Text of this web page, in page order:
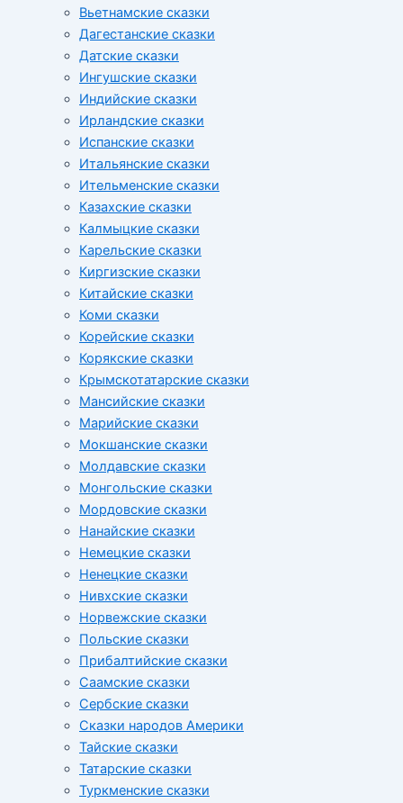
Вьетнамские сказки
Дагестанские сказки
Датские сказки
Ингушские сказки
Индийские сказки
Ирландские сказки
Испанские сказки
Итальянские сказки
Ительменские сказки
Казахские сказки
Калмыцкие сказки
Карельские сказки
Киргизские сказки
Китайские сказки
Коми сказки
Корейские сказки
Корякские сказки
Крымскотатарские сказки
Мансийские сказки
Марийские сказки
Мокшанские сказки
Молдавские сказки
Монгольские сказки
Мордовские сказки
Нанайские сказки
Немецкие сказки
Ненецкие сказки
Нивхские сказки
Норвежские сказки
Польские сказки
Прибалтийские сказки
Cаамские сказки
Сербские сказки
Сказки народов Америки
Тайские сказки
Татарские сказки
Туркменские сказки